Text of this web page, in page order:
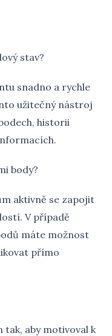
stav?
snadno a rychle
užitečný nástroj
historii
body?
aktivně se zapojit
V případě
máte možnost
přímo
tak, aby motivoval k